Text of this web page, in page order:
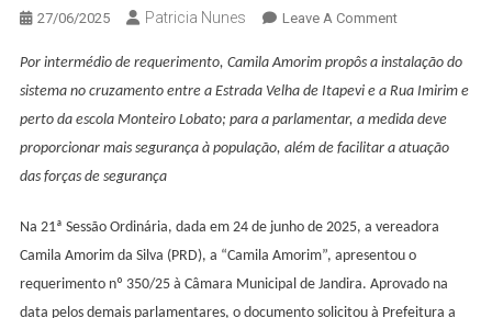
27/06/2025 Patricia Nunes Leave A CommentOn
Jandirense
Cobra
No
Senhora
Por intermédio de requerimento, Camila Amorim propôs a instalação do
sistema no cruzamento entre a Estrada Velha de Itapevi e a Rua Imirim e
perto daescola Monteiro Lobato; para a parlamentar, a medida deve
proporcionar mais segurança à população, além de facilitar a atuação
das forças de segurança
Na 21ª Sessão Ordinária, dada em 24 de junho de 2025, a vereadora
Camila Amorim da Silva (PRD), a “Camila Amorim”, apresentou o
requerimento nº 350/25 à Câmara Municipal de Jandira. Aprovado na
data pelos demais parlamentares, o documento solicitou à Prefeitura a